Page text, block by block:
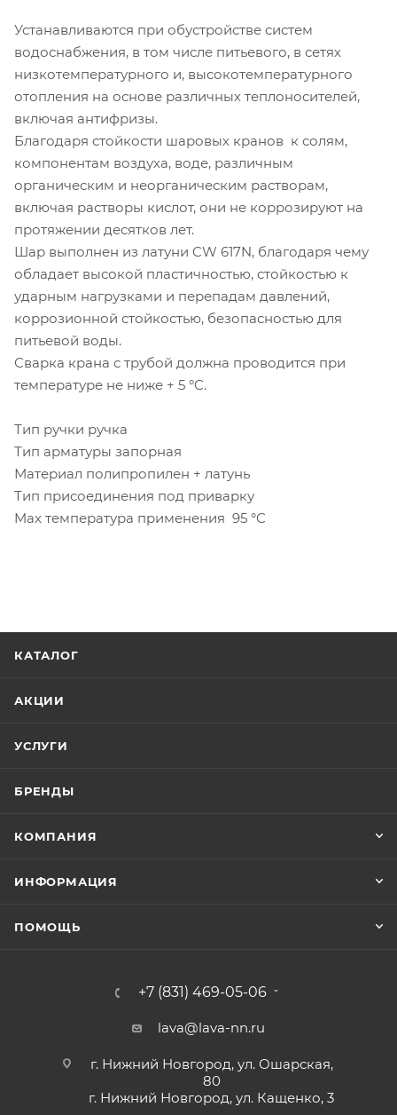
Устанавливаются при обустройстве систем
водоснабжения, в том числе питьевого, в сетях
низкотемпературного и, высокотемпературного
отопления на основе различных теплоносителей,
включая антифризы.
Благодаря стойкости шаровых кранов к солям,
компонентам воздуха, воде, различным
органическим и неорганическим растворам,
включая растворы кислот, они не коррозируют на
протяжении десятков лет.
Шар выполнен из латуни CW 617N, благодаря чему
обладает высокой пластичностью, стойкостью к
ударным нагрузками и перепадам давлений,
коррозионной стойкостью, безопасностью для
питьевой воды.
Сварка крана с трубой должна проводится при
температуре не ниже + 5 °C.
Тип ручки ручка
Тип арматуры запорная
Материал полипропилен + латунь
Тип присоединения под приварку
Max температура применения 95 °С
КАТАЛОГ
АКЦИИ
УСЛУГИ
БРЕНДЫ
КОМПАНИЯ
ИНФОРМАЦИЯ
ПОМОЩЬ
+7 (831) 469-05-06
lava@lava-nn.ru
г. Нижний Новгород, ул. Ошарская,
80
г. Нижний Новгород, ул. Кащенко, 3